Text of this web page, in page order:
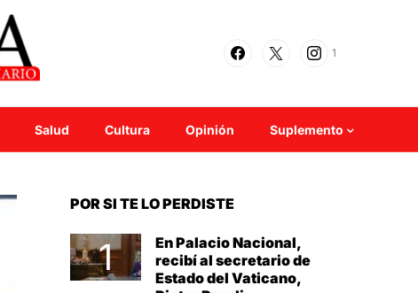
1
Salud Cultura Opinión Suplemento
POR SI TE LO PERDISTE
En Palacio Nacional,
recibí al secretario de
Estado del Vaticano,